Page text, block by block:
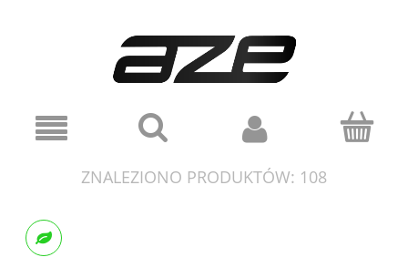
ZNALEZIONO PRODUKTÓW: 108